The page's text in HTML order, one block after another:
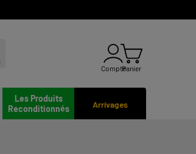
ComptePanier
Arrivages
Les Produits
Reconditionnés